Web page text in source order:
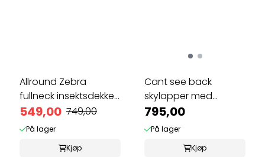
Allround Zebra
fullneck insektsdekken
med ...
549,00 749,00
På lager
Kjøp
Cant see back
skylapper med
kinnstropper
795,00
På lager
Kjøp